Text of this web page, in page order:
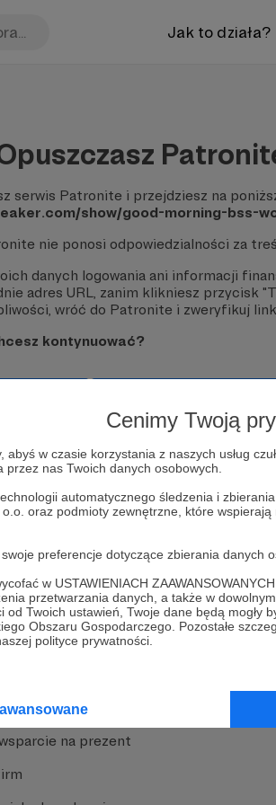
Cenimy Twoją
abyś w czasie korzystania z naszych usług
nas Twoich danych osobowych.
automatycznego śledzenia i
oraz podmioty zewnętrzne, które
preferencje dotyczące zbierania danych
w USTAWIENIACH
przetwarzania danych, a także w
od Twoich ustawień, Twoje dane będą
Obszaru Gospodarczego. Pozostałe
polityce prywatności.
Jak to działa?
serwis Patronite i przejdziesz na
show/good-morning-bss-
nie ponosi odpowiedzialności za
danych logowania ani informacji
adres URL, zanim klikniesz przycisk
wróć do Patronite i zweryfikuj
kontynuować?
działa
Patronite
Patronite?
Twórców
na prezent
MCN